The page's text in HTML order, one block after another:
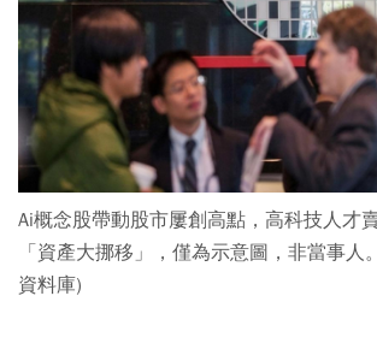
Ai概念股帶動股市屢創高點，高科技人才
「資產大挪移」，僅為示意圖，非當事
資料庫)